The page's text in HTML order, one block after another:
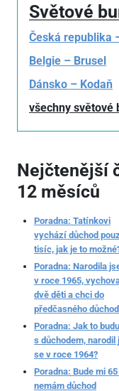
Světové
Česká republika
Belgie – Brusel
Dánsko – Kodaň
všechny světové
Nejčtenější
12 měsíců
Poradna: Tatínkovi
vychází důchod
tisíc, jak je to
Poradna: Narodila
v roce 1965,
dvě děti a chci do
předčasného
Poradna: Jak to
s důchodem, narodil
se v roce 1964?
Poradna: Bude mi
nemám důchod